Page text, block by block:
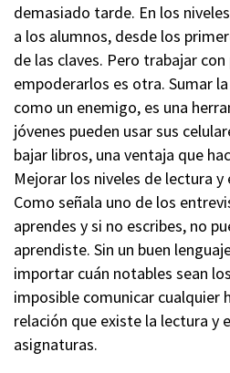
demasiado tarde. En los
a los alumnos, desde los
de las claves. Pero trabajar
empoderarlos es otra. Sumar
como un enemigo, es una
jóvenes pueden usar sus
bajar libros, una ventaja que
Mejorar los niveles de lectura y
Como señala uno de los
aprendes y si no escribes, no
aprendiste. Sin un buen
importar cuán notables sean
imposible comunicar cualquier
relación que existe la lectura y
asignaturas.